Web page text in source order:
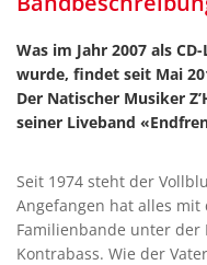
Was im Jahr 2007 als
wurde, findet seit Mai
Der Natischer Musiker
seiner Liveband
Seit 1974 steht der
Angefangen hat alles
Familienbande unter der
Kontrabass. Wie der